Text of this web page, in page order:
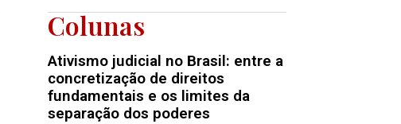
Colunas
Ativismo judicial no Brasil: entre a
concretização de direitos
fundamentais e os limites da
separação dos poderes